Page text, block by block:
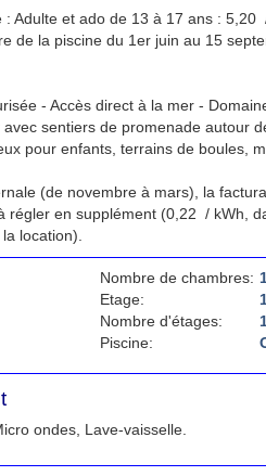
: Adulte et ado de 13 à 17 ans : 5,20
de la piscine du 1er juin au 15
- Accès direct à la mer -
sentiers de promenade autour
pour enfants, terrains de boules,
(de novembre à mars), la
régler en supplément (0,22  / kWh,
location).
Nombre de chambres:
Etage:
Nombre d'étages:
Piscine:
ondes, Lave-vaisselle.